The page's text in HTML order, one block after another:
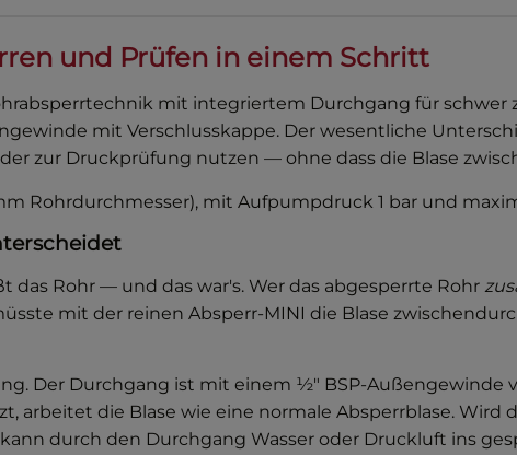
und Prüfen in einem Schritt
mit integriertem Durchgang für
mit Verschlusskappe. Der wesentliche
zur Druckprüfung nutzen — ohne dass die Blase
Rohrdurchmesser), mit Aufpumpdruck 1 bar und
das Rohr — und das war's. Wer das abgesperrte Rohr
mit der reinen Absperr-MINI die Blase
Der Durchgang ist mit einem ½″ BSP-
arbeitet die Blase wie eine normale Absperrblase.
durch den Durchgang Wasser oder Druckluft ins